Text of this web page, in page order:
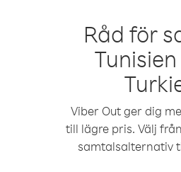
Råd för
Viber Out ger dig
till lägre pris. Välj
samtalsalternativ